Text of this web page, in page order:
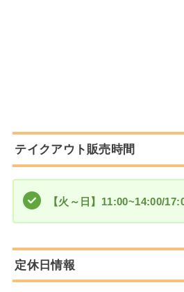
テイクアウト販売時間
【火～日】11:00~14:00/
定休日情報